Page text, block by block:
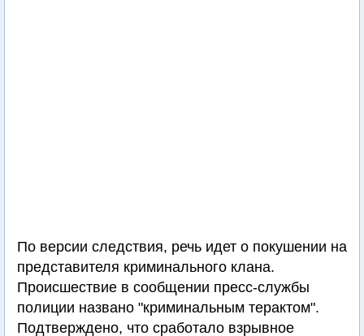
По версии следствия, речь идет о покушении на
представителя криминального клана.
Происшествие в сообщении пресс-службы
полиции названо "криминальным терактом".
Подтверждено, что сработало взрывное